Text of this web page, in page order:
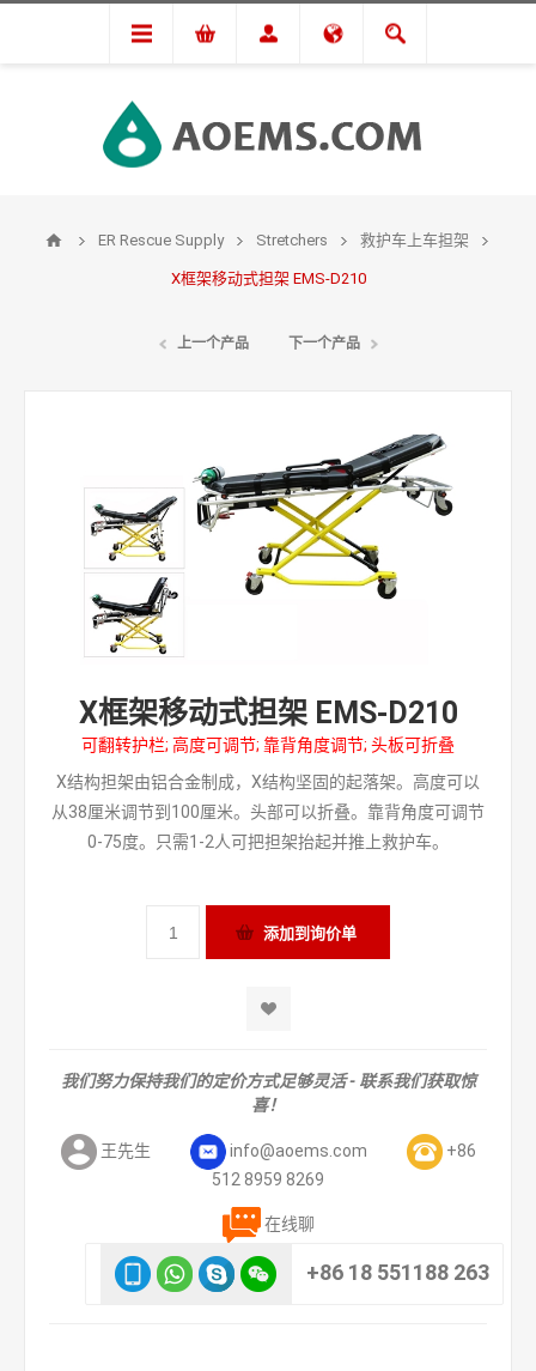
ER Rescue Supply Stretchers 救护车上车担架
X框架移动式担架 EMS-D210
上一个产品 下一个产品
X框架移动式担架 EMS-D210
可翻转护栏; 高度可调节; 靠背角度调节; 头板可折叠
X结构担架由铝合金制成，X结构坚固的起落架。高度可以
从38厘米调节到100厘米。头部可以折叠。靠背角度可调节
0-75度。只需1-2人可把担架抬起并推上救护车。
我们努力保持我们的定价方式足够灵活 - 联系我们获取惊
喜！
王先生 info@aoems.com
+86
512 8959 8269
在线聊
+86 18 551188 263